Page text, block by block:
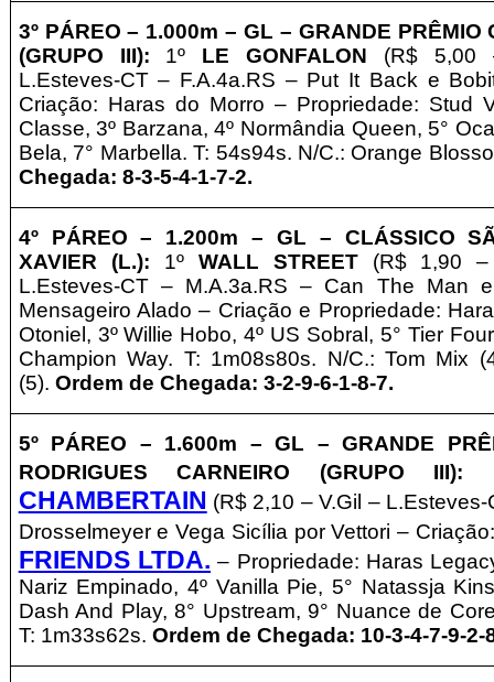
3º PÁREO – 1.000m – GL – GRANDE PRÊMIO
(GRUPO III): 1º LE GONFALON (R$ 5,00
L.Esteves-CT – F.A.4a.RS – Put It Back e
Criação: Haras do Morro – Propriedade: Stud
Classe, 3º Barzana, 4º Normândia Queen, 5°
Bela, 7° Marbella. T: 54s94s. N/C.: Orange
Chegada: 8-3-5-4-1-7-2.
4º PÁREO – 1.200m – GL – CLÁSSICO
XAVIER (L.): 1ºWALL STREET (R$ 1,90
L.Esteves-CT – M.A.3a.RS – Can The Man
Mensageiro Alado – Criação e Propriedade:
Otoniel, 3º Willie Hobo, 4º US Sobral, 5° Tier
Champion Way. T: 1m08s80s. N/C.: Tom Mix
(5). Ordem de Chegada: 3-2-9-6-1-8-7.
5º PÁREO – 1.600m – GL – GRANDE
RODRIGUES CARNEIRO (GRUPO III):
CHAMBERTAIN (R$ 2,10 – V.Gil – L.Esteves-
Drosselmeyer e Vega Sicília por Vettori –
FRIENDS LTDA. – Propriedade: Haras
Nariz Empinado, 4º Vanilla Pie, 5° Natassja
Dash And Play, 8° Upstream, 9° Nuance de
T: 1m33s62s. Ordem de Chegada: 10-3-4-7-9-2-